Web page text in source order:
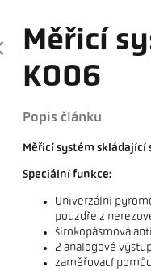
Měřicí
K006
Popis článku
Měřicí systém skládající
Speciální funkce:
Univerzální
pouzdře z
širokopásmová
2 analogové
zaměřovací